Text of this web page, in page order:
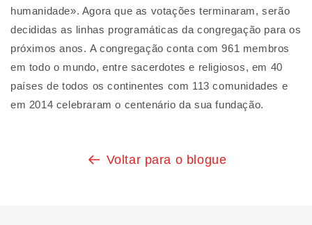
humanidade». Agora que as votações terminaram, serão
decididas as linhas programáticas da congregação para os
próximos anos. A congregação conta com 961 membros
em todo o mundo, entre sacerdotes e religiosos, em 40
países de todos os continentes com 113 comunidades e
em 2014 celebraram o centenário da sua fundação.
Voltar para o blogue